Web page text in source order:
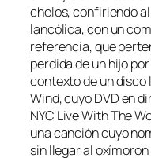
che­los, con­fi­rien­do
lan­có­li­ca, con un
re­fe­ren­cia, que
per­di­da de un hi­jo
con­tex­to de un dis­co
Wind, cu­yoDVDen
NYC Live With The
una can­ción cu­yo
sin lle­gar al